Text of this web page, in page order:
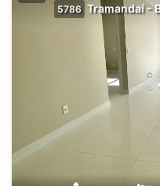
5786 Tramandaí -